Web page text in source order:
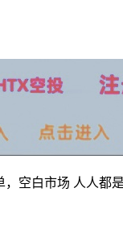
空白市场 人人都